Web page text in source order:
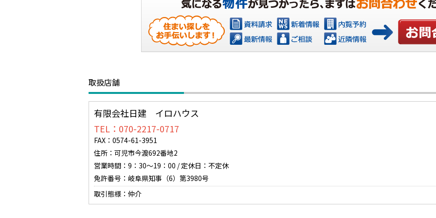
取扱店舗
有限会社日建 イロハウス
TEL：070-2217-0717
FAX：0574-61-3951
住所：可児市今渡692番地2
営業時間：9：30～19：00 / 定休日：不定休
免許番号：岐阜県知事（6）第3980号
取引態様：仲介